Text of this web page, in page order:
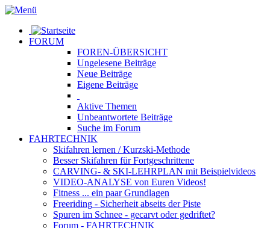
FORUM
FOREN-ÜBERSICHT
Ungelesene Beiträge
Neue Beiträge
Eigene Beiträge
Aktive Themen
Unbeantwortete Beiträge
Suche im Forum
FAHRTECHNIK
Skifahren lernen / Kurzski-Methode
Besser Skifahren für Fortgeschrittene
CARVING- & SKI-LEHRPLAN mit Beispielvideos
VIDEO-ANALYSE von Euren Videos!
Fitness ... ein paar Grundlagen
Freeriding - Sicherheit abseits der Piste
Spuren im Schnee - gecarvt oder gedriftet?
Forum - FAHRTECHNIK